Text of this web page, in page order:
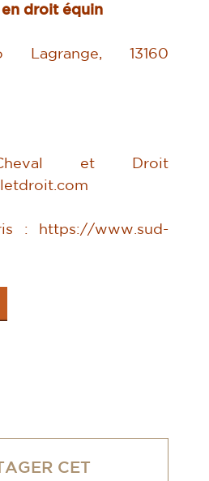
droit équin
13160
et Droit
: https://www.sud-
CET